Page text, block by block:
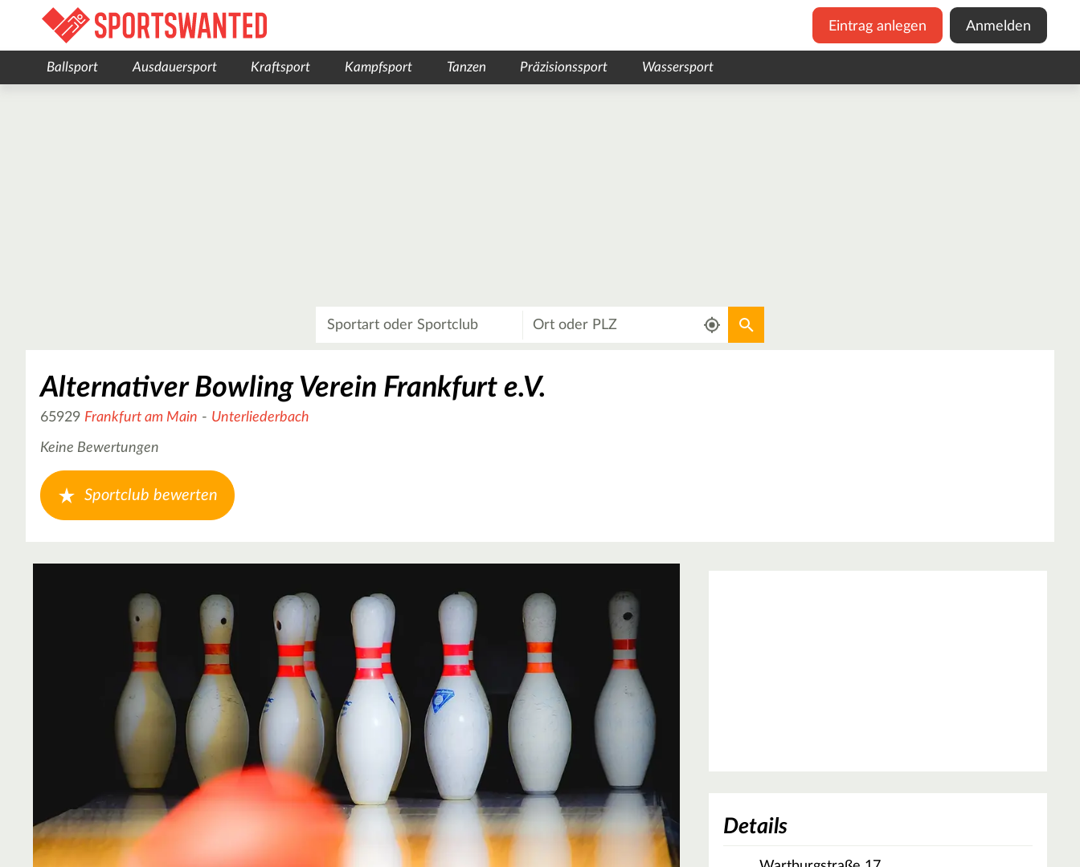
Eintrag anlegen Anmelden
Ballsport Ausdauersport Kraftsport Kampfsport Tanzen Präzisionssport Wassersport
Aktuellen Standort verwenden
Alternativer Bowling Verein Frankfurt e.V.
65929 Frankfurt am Main - Unterliederbach
Keine Bewertungen
Sportclub bewerten
Details